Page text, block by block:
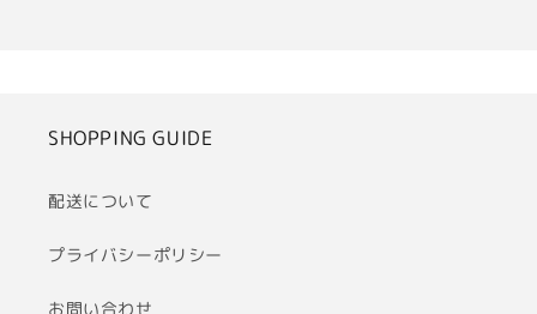
SHOPPING GUIDE
配送について
プライバシーポリシー
お問い合わせ